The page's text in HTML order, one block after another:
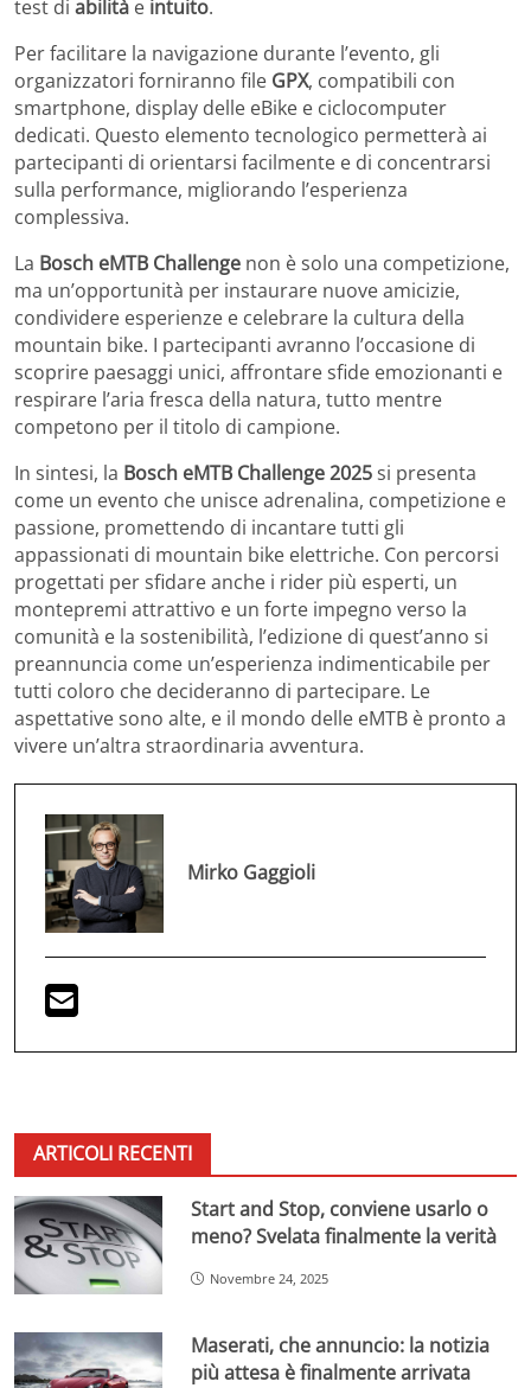
test di abilità e intuito.
Per facilitare la navigazione durante l’evento, gli
organizzatori forniranno file GPX, compatibili con
smartphone, display delle eBike e ciclocomputer
dedicati. Questo elemento tecnologico permetterà ai
partecipanti di orientarsi facilmente e di concentrarsi
sulla performance, migliorando l’esperienza
complessiva.
La Bosch eMTB Challenge non è solo una competizione,
ma un’opportunità per instaurare nuove amicizie,
condividere esperienze e celebrare la cultura della
mountain bike. I partecipanti avranno l’occasione di
scoprire paesaggi unici, affrontare sfide emozionanti e
respirare l’aria fresca della natura, tutto mentre
competono per il titolo di campione.
In sintesi, la Bosch eMTB Challenge 2025si presenta
come un evento che unisce adrenalina, competizione e
passione, promettendo di incantare tutti gli
appassionati di mountain bike elettriche. Con percorsi
progettati per sfidare anche i rider più esperti, un
montepremi attrattivo e un forte impegno verso la
comunità e la sostenibilità, l’edizione di quest’anno si
preannuncia come un’esperienza indimenticabile per
tutti coloro che decideranno di partecipare. Le
aspettative sono alte, e il mondo delle eMTB è pronto a
vivere un’altra straordinaria avventura.
Mirko Gaggioli
ARTICOLI RECENTI
Start and Stop, conviene usarlo o
meno? Svelata finalmente la verità
Novembre 24, 2025
Maserati, che annuncio: la notizia
più attesa è finalmente arrivata